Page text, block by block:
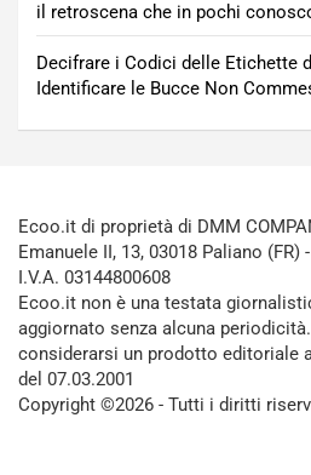
il retroscena che in pochi
Decifrare i Codici delle Etichette
Identificare le Bucce Non
Ecoo.it di proprietà di DMM
Emanuele II, 13, 03018 Paliano
I.V.A. 03144800608
Ecoo.it non è una testata
aggiornato senza alcuna
considerarsi un prodotto editoriale
del 07.03.2001
Copyright ©2026 - Tutti i diritti